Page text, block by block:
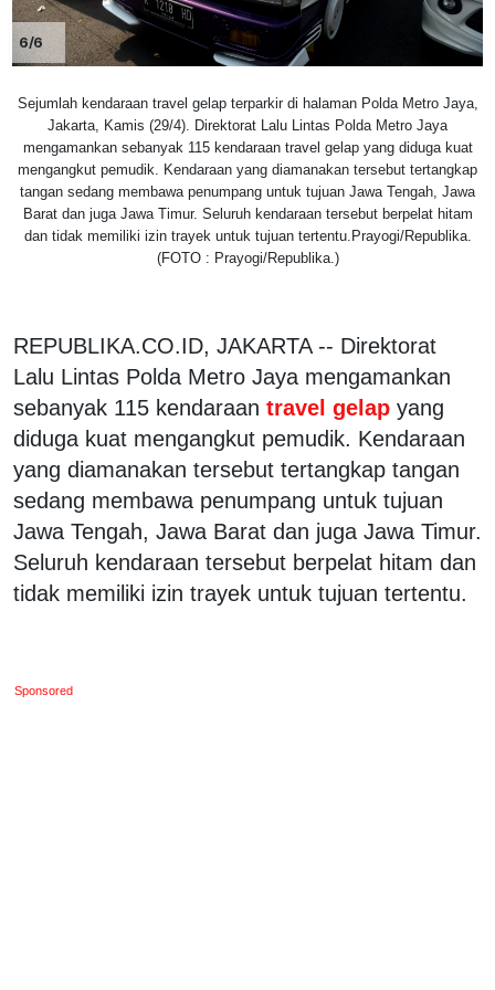
6/6
Sejumlah kendaraan travel gelap terparkir di halaman Polda Metro Jaya,
Jakarta, Kamis (29/4). Direktorat Lalu Lintas Polda Metro Jaya
mengamankan sebanyak 115 kendaraan travel gelap yang diduga kuat
mengangkut pemudik. Kendaraan yang diamanakan tersebut tertangkap
tangan sedang membawa penumpang untuk tujuan Jawa Tengah, Jawa
Barat dan juga Jawa Timur. Seluruh kendaraan tersebut berpelat hitam
dan tidak memiliki izin trayek untuk tujuan tertentu.Prayogi/Republika.
(FOTO : Prayogi/Republika.)
REPUBLIKA.CO.ID, JAKARTA -- Direktorat
Lalu Lintas Polda Metro Jaya mengamankan
sebanyak 115 kendaraan travel gelap yang
diduga kuat mengangkut pemudik. Kendaraan
yang diamanakan tersebut tertangkap tangan
sedang membawa penumpang untuk tujuan
Jawa Tengah, Jawa Barat dan juga Jawa Timur.
Seluruh kendaraan tersebut berpelat hitam dan
tidak memiliki izin trayek untuk tujuan tertentu.
Sponsored